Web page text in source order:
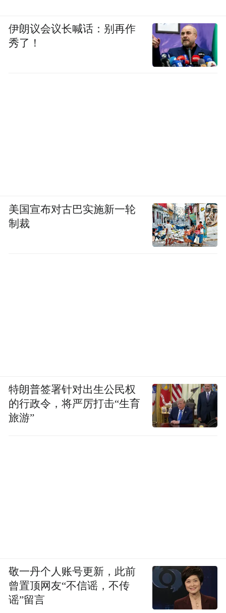
伊朗议会议长喊话：别再作
秀了！
美国宣布对古巴实施新一轮
制裁
特朗普签署针对出生公民权
的行政令，将严厉打击“生育
旅游”
敬一丹个人账号更新，此前
曾置顶网友“不信谣，不传
谣”留言